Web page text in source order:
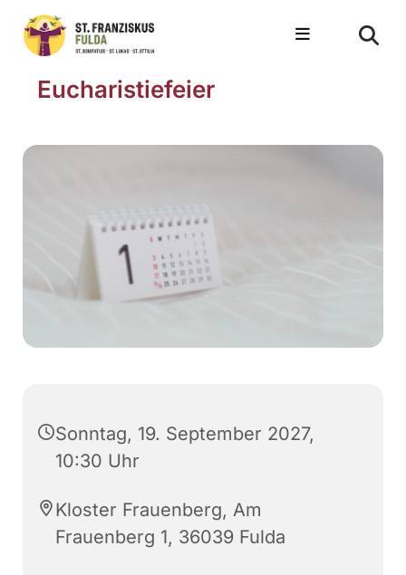
Eucharistiefeier
Sonntag, 19. September 2027,
10:30 Uhr
Kloster Frauenberg, Am
Frauenberg 1, 36039 Fulda